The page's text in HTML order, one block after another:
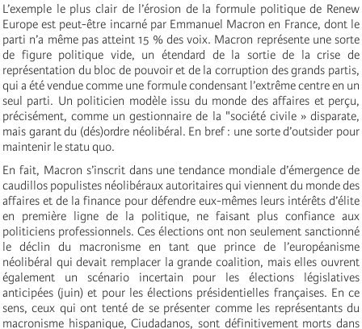
L’exemple le plus clair de l’érosion de la formule politique de Renew
Europe est peut-être incarné par Emmanuel Macron en France, dont le
parti n’a même pas atteint 15 % des voix. Macron représente une sorte
de figure politique vide, un étendard de la sortie de la crise de
représentation du bloc de pouvoir et de la corruption des grands partis,
qui a été vendue comme une formule condensant l’extrême centre en un
seul parti. Un politicien modèle issu du monde des affaires et perçu,
précisément, comme un gestionnaire de la "société civile » disparate,
mais garant du (dés)ordre néolibéral. En bref : une sorte d’outsider pour
maintenir le statu quo.
En fait, Macron s’inscrit dans une tendance mondiale d’émergence de
caudillos populistes néolibéraux autoritaires qui viennent du monde des
affaires et de la finance pour défendre eux-mêmes leurs intérêts d’élite
en première ligne de la politique, ne faisant plus confiance aux
politiciens professionnels. Ces élections ont non seulement sanctionné
le déclin du macronisme en tant que prince de l’européanisme
néolibéral qui devait remplacer la grande coalition, mais elles ouvrent
également un scénario incertain pour les élections législatives
anticipées (juin) et pour les élections présidentielles françaises. En ce
sens, ceux qui ont tenté de se présenter comme les représentants du
macronisme hispanique, Ciudadanos, sont définitivement morts dans